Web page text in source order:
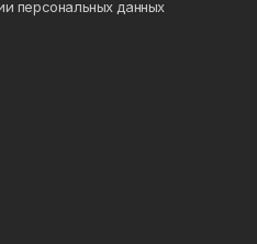
персональных данных